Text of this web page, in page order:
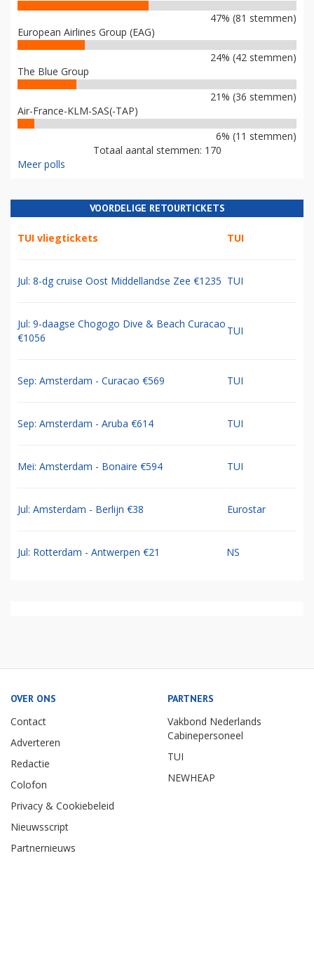
47% (81 stemmen)
European Airlines Group (EAG)
24% (42 stemmen)
The Blue Group
21% (36 stemmen)
Air-France-KLM-SAS(-TAP)
6% (11 stemmen)
Totaal aantal stemmen: 170
Meer polls
VOORDELIGE RETOURTICKETS
TUI vliegtickets TUI
Jul: 8-dg cruise Oost Middellandse Zee €1235 TUI
Jul: 9-daagse Chogogo Dive & Beach Curacao
€1056
TUI
Sep: Amsterdam - Curacao €569 TUI
Sep: Amsterdam - Aruba €614 TUI
Mei: Amsterdam - Bonaire €594 TUI
Jul: Amsterdam - Berlijn €38 Eurostar
Jul: Rotterdam - Antwerpen €21 NS
OVER ONS
Contact
Adverteren
Redactie
Colofon
Privacy & Cookiebeleid
Nieuwsscript
Partnernieuws
PARTNERS
Vakbond Nederlands
Cabinepersoneel
TUI
NEWHEAP